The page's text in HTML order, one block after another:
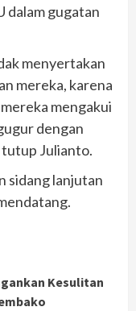
dalam gugatan
menyertakan
mereka, karena
mengakui
dengan
tutup Julianto.
sidang lanjutan
Kesulitan